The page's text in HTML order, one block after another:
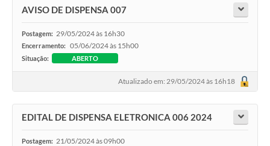
AVISO DE DISPENSA 007
Postagem: 29/05/2024 às 16h30
Encerramento: 05/06/2024 às 15h00
Situação: ABERTO
Atualizado em: 29/05/2024 às 16h18
EDITAL DE DISPENSA ELETRONICA 006 2024
Postagem: 21/05/2024 às 09h00